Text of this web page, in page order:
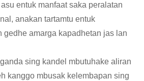
entuk manfaat saka peralatan
anakan tartamtu entuk
gedhe amarga kapadhetan jas lan
sing kandel mbutuhake aliran
kanggo mbusak kelembapan sing